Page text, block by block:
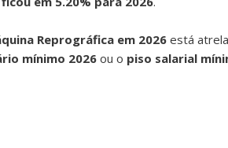
Reprográfica em 2026 está
mínimo 2026ou o piso salarial